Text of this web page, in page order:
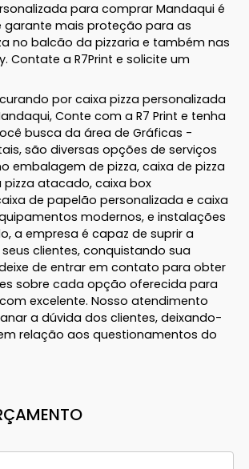
para comprar Mandaqui é
garante mais proteção para as
no balcão da pizzaria e também nas
Contate a R7Print e solicite um
por caixa pizza personalizada
Conte com a R7 Print e tenha
busca da área de Gráficas -
são diversas opções de serviços
embalagem de pizza, caixa de pizza
atacado, caixa box
de papelão personalizada e caixa
modernos, e instalações
a empresa é capaz de suprir a
clientes, conquistando sua
de entrar em contato para obter
sobre cada opção oferecida para
excelente. Nosso atendimento
a dúvida dos clientes, deixando-
relação aos questionamentos do